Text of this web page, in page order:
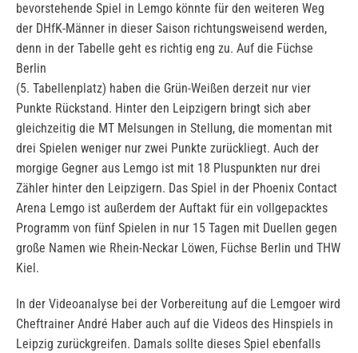
bevorstehende Spiel in Lemgo könnte für den weiteren Weg
der DHfK-Männer in dieser Saison richtungsweisend werden,
denn in der Tabelle geht es richtig eng zu. Auf die Füchse
Berlin
(5. Tabellenplatz) haben die Grün-Weißen derzeit nur vier
Punkte Rückstand. Hinter den Leipzigern bringt sich aber
gleichzeitig die MT Melsungen in Stellung, die momentan mit
drei Spielen weniger nur zwei Punkte zurückliegt. Auch der
morgige Gegner aus Lemgo ist mit 18 Pluspunkten nur drei
Zähler hinter den Leipzigern. Das Spiel in der Phoenix Contact
Arena Lemgo ist außerdem der Auftakt für ein vollgepacktes
Programm von fünf Spielen in nur 15 Tagen mit Duellen gegen
große Namen wie Rhein-Neckar Löwen, Füchse Berlin und THW
Kiel.
In der Videoanalyse bei der Vorbereitung auf die Lemgoer wird
Cheftrainer André Haber auch auf die Videos des Hinspiels in
Leipzig zurückgreifen. Damals sollte dieses Spiel ebenfalls